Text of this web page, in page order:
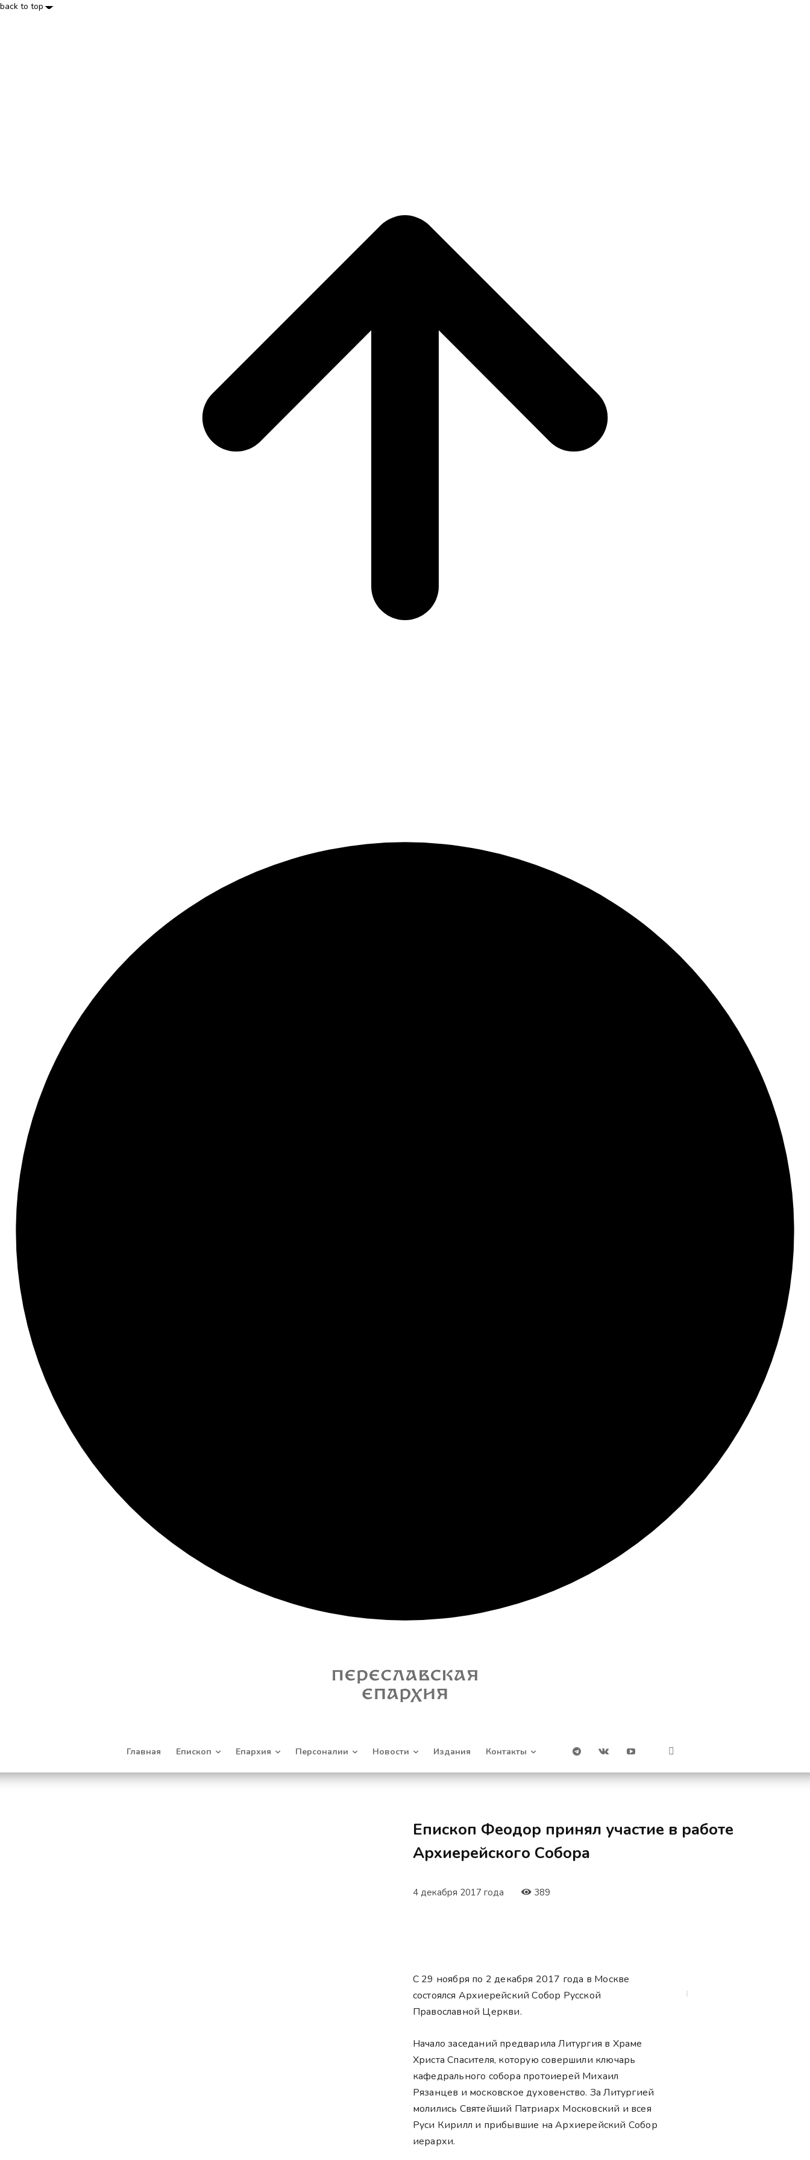
back to top
Главная Епископ Епархия Персоналии Новости Издания Контакты
Епископ Феодор принял участие в работе
Архиерейского Собора
4 декабря 2017 года 389
С 29 ноября по 2 декабря 2017 года в Москве
состоялся Архиерейский Собор Русской
Православной Церкви.
Начало заседаний предварила Литургия в Храме
Христа Спасителя, которую совершили ключарь
кафедрального собора протоиерей Михаил
Рязанцев и московское духовенство. За Литургией
молились Святейший Патриарх Московский и всея
Руси Кирилл и прибывшие на Архиерейский Собор
иерархи.